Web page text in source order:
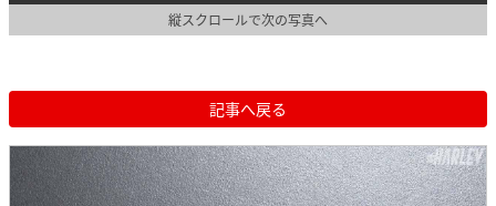
縦スクロールで次の写真へ
記事へ戻る